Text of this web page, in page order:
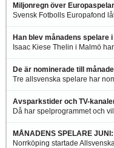
Miljonregn över
Svensk Fotbolls Europafond
Han blev månadens spelare
Isaac Kiese Thelin i Malmö
De är nominerade till
Tre allsvenska spelare har
Avsparkstider och TV-
Då har spelprogrammet och
MÅNADENS SPELARE
Norrköping startade